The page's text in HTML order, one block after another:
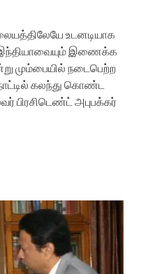
உடனடியாக
இந்தியாவையும் இணைக்க
மும்பையில் நடைபெற்ற
கலந்து கொண்ட
அபுபக்கர்